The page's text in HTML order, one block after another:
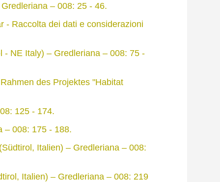
– 008: 25 - 46.
- Raccolta dei dati e considerazioni
- NE Italy) – Gredleriana – 008: 75 -
des Projektes "Habitat
125 - 174.
– 008: 175 - 188.
Italien) – Gredleriana – 008:
Italien) – Gredleriana – 008: 219